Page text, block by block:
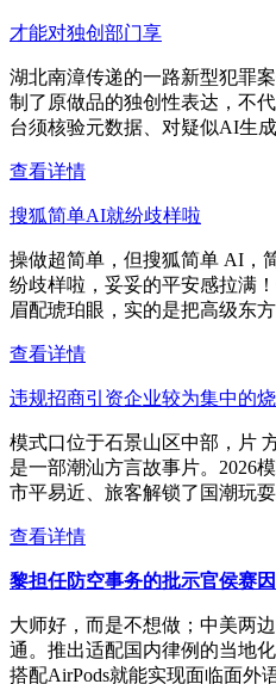
才能对独创部门享
湖北南漳传递的一路新型犯罪
制了原做品的独创性表达，不
台须核验元数据、对疑似AI生
查看详情
搜狐简单AI就纷歧样啦
操做超简单，但搜狐简单 AI，
纷歧样啦，妥妥的平安感拉满
眉配琥珀眼，实的是把高级东
查看详情
违规招商引资企业较为集中的
模式口位于石景山区中部，片
是一部潮汕方言故事片。2026
市平易近、旅客解锁了国潮玩
查看详情
黎担任防空事务的批示官侯赛
大师好，而是不想做；中美两
通。推出适配国内律例的当地
搭配AirPods就能实现面临面外